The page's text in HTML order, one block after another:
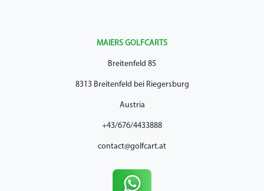
MAIERS GOLFCARTS
Breitenfeld 85
8313 Breitenfeld bei Riegersburg
Austria
+43/676/4433888
contact@golfcart.at